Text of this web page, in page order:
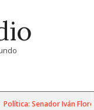
Senador Iván Flores